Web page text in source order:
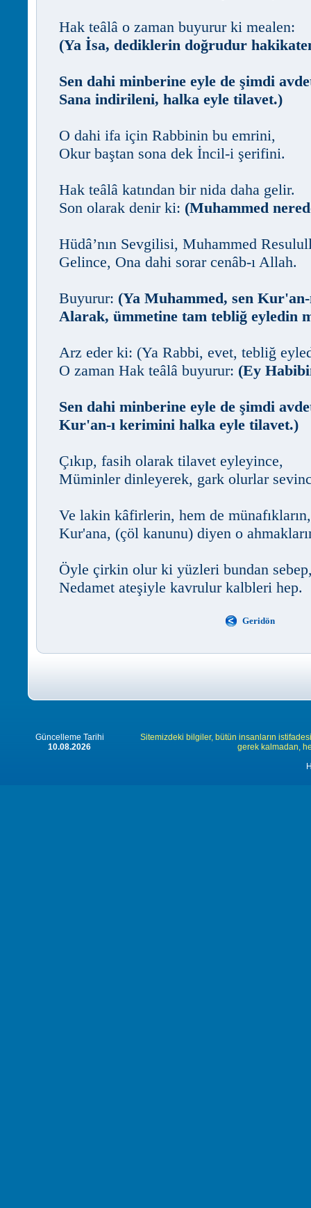
Hak teâlâ o zaman buyurur ki mealen:
(Ya İsa, dediklerin doğrudur
Sen dahi minberine eyle de şimdi
Sana indirileni, halka eyle tilavet.)
O dahi ifa için Rabbinin bu emrini,
Okur baştan sona dek İncil-i şerifini.
Hak teâlâ katından bir nida daha gelir.
Son olarak denir ki: (Muhammed
Hüdâ’nın Sevgilisi, Muhammed
Gelince, Ona dahi sorar cenâb-ı Allah.
Buyurur: (Ya Muhammed, sen
Alarak, ümmetine tam tebliğ eyledin
Arz eder ki: (Ya Rabbi, evet, tebliğ
O zaman Hak teâlâ buyurur: (Ey
Sen dahi minberine eyle de şimdi
Kur'an-ı kerimini halka eyle tilavet.)
Çıkıp, fasih olarak tilavet eyleyince,
Müminler dinleyerek, gark olurlar
Ve lakin kâfirlerin, hem de münafıkların,
Kur'ana, (çöl kanunu) diyen o
Öyle çirkin olur ki yüzleri bundan
Nedamet ateşiyle kavrulur kalbleri hep.
Geridön
Güncelleme Tarihi
10.08.2026
Sitemizdeki bilgiler, bütün insanların
gerek kalmadan,